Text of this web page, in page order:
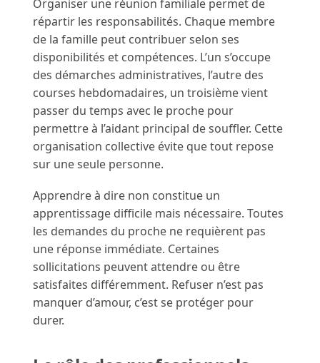
Organiser une réunion familiale permet de
répartir les responsabilités. Chaque membre
de la famille peut contribuer selon ses
disponibilités et compétences. L’un s’occupe
des démarches administratives, l’autre des
courses hebdomadaires, un troisième vient
passer du temps avec le proche pour
permettre à l’aidant principal de souffler. Cette
organisation collective évite que tout repose
sur une seule personne.
Apprendre à dire non constitue un
apprentissage difficile mais nécessaire. Toutes
les demandes du proche ne requièrent pas
une réponse immédiate. Certaines
sollicitations peuvent attendre ou être
satisfaites différemment. Refuser n’est pas
manquer d’amour, c’est se protéger pour
durer.